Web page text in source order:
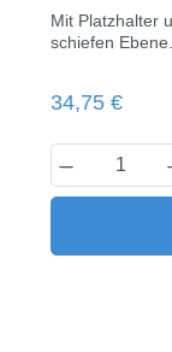
Mit Platzhalter
schiefen
Regulärer
34,75 €
Produkt